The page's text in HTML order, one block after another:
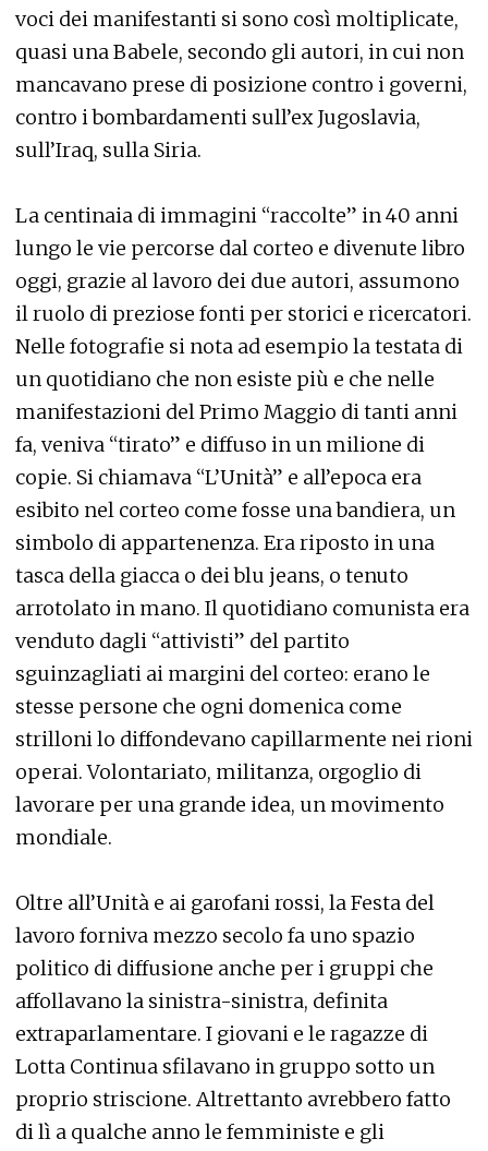
voci dei manifestanti si sono così moltiplicate,
quasi una Babele, secondo gli autori, in cui non
mancavano prese di posizione contro i governi,
contro i bombardamenti sull’ex Jugoslavia,
sull’Iraq, sulla Siria.
La centinaia di immagini “raccolte” in 40 anni
lungo le vie percorse dal corteo e divenute libro
oggi, grazie al lavoro dei due autori, assumono
il ruolo di preziose fonti per storici e ricercatori.
Nelle fotografie si nota ad esempio la testata di
un quotidiano che non esiste più e che nelle
manifestazioni del Primo Maggio di tanti anni
fa, veniva “tirato” e diffuso in un milione di
copie. Si chiamava “L’Unità” e all’epoca era
esibito nel corteo come fosse una bandiera, un
simbolo di appartenenza. Era riposto in una
tasca della giacca o dei blu jeans, o tenuto
arrotolato in mano. Il quotidiano comunista era
venduto dagli “attivisti” del partito
sguinzagliati ai margini del corteo: erano le
stesse persone che ogni domenica come
strilloni lo diffondevano capillarmente nei rioni
operai. Volontariato, militanza, orgoglio di
lavorare per una grande idea, un movimento
mondiale.
Oltre all’Unità e ai garofani rossi, la Festa del
lavoro forniva mezzo secolo fa uno spazio
politico di diffusione anche per i gruppi che
affollavano la sinistra-sinistra, definita
extraparlamentare. I giovani e le ragazze di
Lotta Continua sfilavano in gruppo sotto un
proprio striscione. Altrettanto avrebbero fatto
di lì a qualche anno le femministe e gli